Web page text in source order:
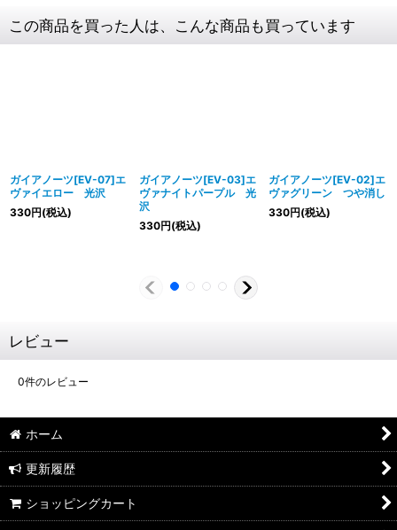
この商品を買った人は、こんな商品も買っています
ガイアノーツ[EV-07]エ
ヴァイエロー 光沢
330円(税込)
ガイアノーツ[EV-03]エ
ヴァナイトパープル 光
沢
330円(税込)
ガイアノーツ[EV-02]エ
ヴァグリーン つや消し
330円(税込)
レビュー
0件のレビュー
ホーム
更新履歴
ショッピングカート